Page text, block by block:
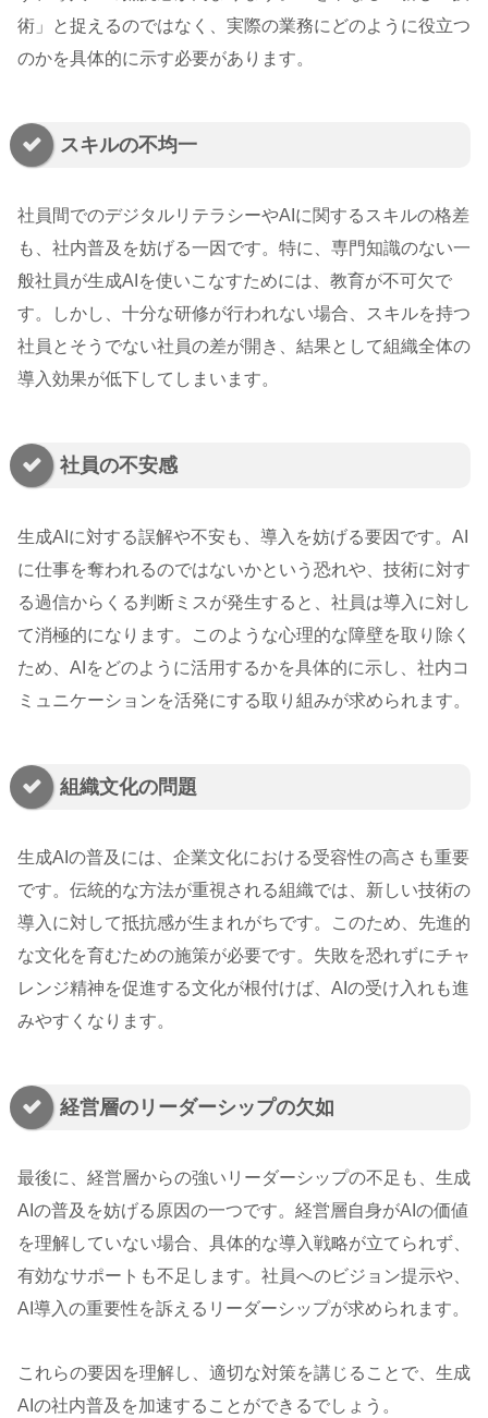
術」と捉えるのではなく、実際の業務にどのように役立つ
のかを具体的に示す必要があります。
スキルの不均一
社員間でのデジタルリテラシーやAIに関するスキルの格差
も、社内普及を妨げる一因です。特に、専門知識のない一
般社員が生成AIを使いこなすためには、教育が不可欠で
す。しかし、十分な研修が行われない場合、スキルを持つ
社員とそうでない社員の差が開き、結果として組織全体の
導入効果が低下してしまいます。
社員の不安感
生成AIに対する誤解や不安も、導入を妨げる要因です。AI
に仕事を奪われるのではないかという恐れや、技術に対す
る過信からくる判断ミスが発生すると、社員は導入に対し
て消極的になります。このような心理的な障壁を取り除く
ため、AIをどのように活用するかを具体的に示し、社内コ
ミュニケーションを活発にする取り組みが求められます。
組織文化の問題
生成AIの普及には、企業文化における受容性の高さも重要
です。伝統的な方法が重視される組織では、新しい技術の
導入に対して抵抗感が生まれがちです。このため、先進的
な文化を育むための施策が必要です。失敗を恐れずにチャ
レンジ精神を促進する文化が根付けば、AIの受け入れも進
みやすくなります。
経営層のリーダーシップの欠如
最後に、経営層からの強いリーダーシップの不足も、生成
AIの普及を妨げる原因の一つです。経営層自身がAIの価値
を理解していない場合、具体的な導入戦略が立てられず、
有効なサポートも不足します。社員へのビジョン提示や、
AI導入の重要性を訴えるリーダーシップが求められます。
これらの要因を理解し、適切な対策を講じることで、生成
AIの社内普及を加速することができるでしょう。